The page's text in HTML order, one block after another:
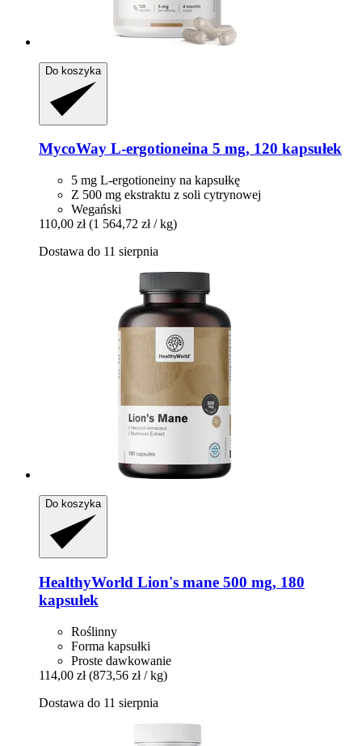
Do koszyka
MycoWay L-​ergotioneina 5 mg, 120 kapsułek
5 mg L-ergotioneiny na kapsułkę
Z 500 mg ekstraktu z soli cytrynowej
Wegański
110,00 zł (1 564,72 zł / kg)
Dostawa do 11 sierpnia
Do koszyka
HealthyWorld Lion's mane 500 mg, 180
kapsułek
Roślinny
Forma kapsułki
Proste dawkowanie
114,00 zł (873,56 zł / kg)
Dostawa do 11 sierpnia